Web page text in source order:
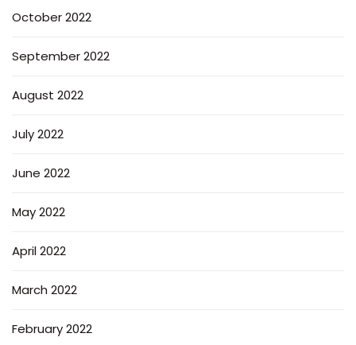
October 2022
September 2022
August 2022
July 2022
June 2022
May 2022
April 2022
March 2022
February 2022